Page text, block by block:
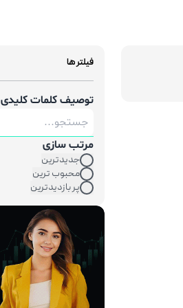
فیلتر ها
توصیف کلمات کلیدی
مرتب سازی
جدیدترین
محبوب ترین
پر بازدیدترین